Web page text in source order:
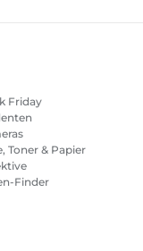
Friday
Toner & Papier
Finder